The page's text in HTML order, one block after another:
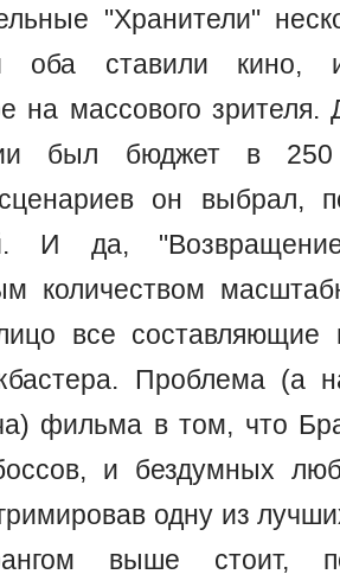
"Хранители"
оба ставили кино,
на массового
был бюджет в
сценариев он выбрал,
И да,
количеством
все составляющие
Проблема (а
фильма в том, что
и бездумных
одну из
выше стоит,